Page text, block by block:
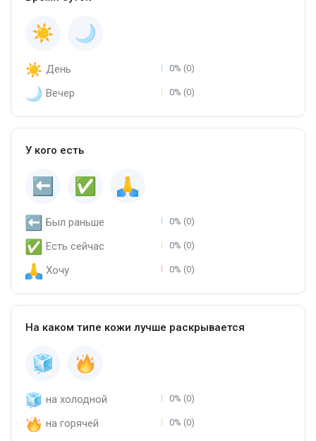
День 0% (0)
Вечер 0% (0)
У кого есть
Был раньше 0% (0)
Есть сейчас 0% (0)
Хочу 0% (0)
На каком типе кожи лучше раскрывается
на холодной 0% (0)
на горячей 0% (0)